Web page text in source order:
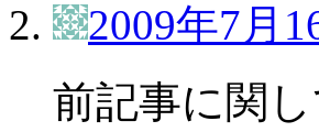
2009年7月
前記事に関